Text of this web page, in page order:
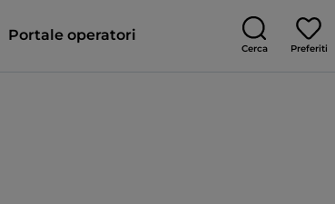
Portale operatori
Cerca Preferiti